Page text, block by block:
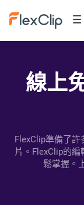
線上
FlexClip準備了
片。FlexClip的
鬆掌握。